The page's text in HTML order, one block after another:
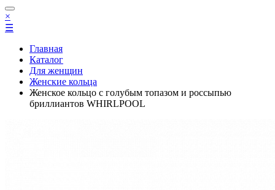
×
☰
Главная
Каталог
Для женщин
Женские кольца
Женское кольцо с голубым топазом и россыпью
бриллиантов WHIRLPOOL